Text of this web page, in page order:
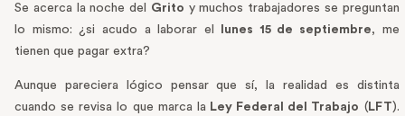
Se acerca la noche del Grito y muchos trabajadores se preguntan
lo mismo: ¿si acudo a laborar el
lunes 15 de septiembre, me
tienen que pagar extra?
Aunque pareciera lógico pensar que sí, la realidad es distinta
cuando se revisa lo que marca la Ley Federal del Trabajo ( LFT).